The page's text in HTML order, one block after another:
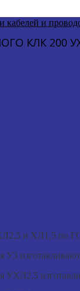
кабелей и
КЛК 200
и ХЛ1,5 по
У3
УХЛ2,5